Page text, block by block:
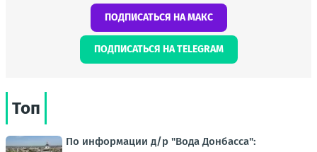
ПОДПИСАТЬСЯ НА МАКС
ПОДПИСАТЬСЯ НА TELEGRAM
Топ
По информации д/р "Вода Донбасса":